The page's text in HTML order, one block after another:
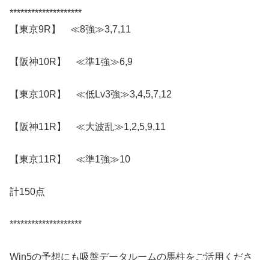
********************
【東京9R】 ≪8強≫3,7,11
【阪神10R】 ≪準1強≫6,9
【東京10R】 ≪低Lv3強≫3,4,5,7,12
【阪神11R】 ≪大波乱≫1,2,5,9,11
【東京11R】 ≪準1強≫10
計150点
********************
Win5の予想にも吸盤データルームの馬柱をご活用くださ